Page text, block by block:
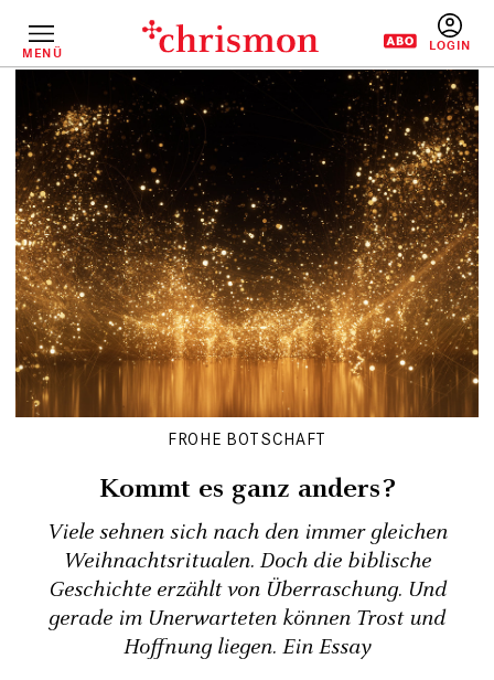
InhaltMENÜ
FROHE BOTSCHAFT
Kommt es ganz anders?
Viele sehnen sich nach den immer gleichen
Weihnachtsritualen. Doch die biblische
Geschichte erzählt von Überraschung. Und
gerade im Unerwarteten können Trost und
Hoffnung liegen. Ein Essay